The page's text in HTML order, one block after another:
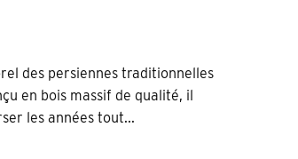
des persiennes traditionnelles
en bois massif de qualité, il
les années tout...